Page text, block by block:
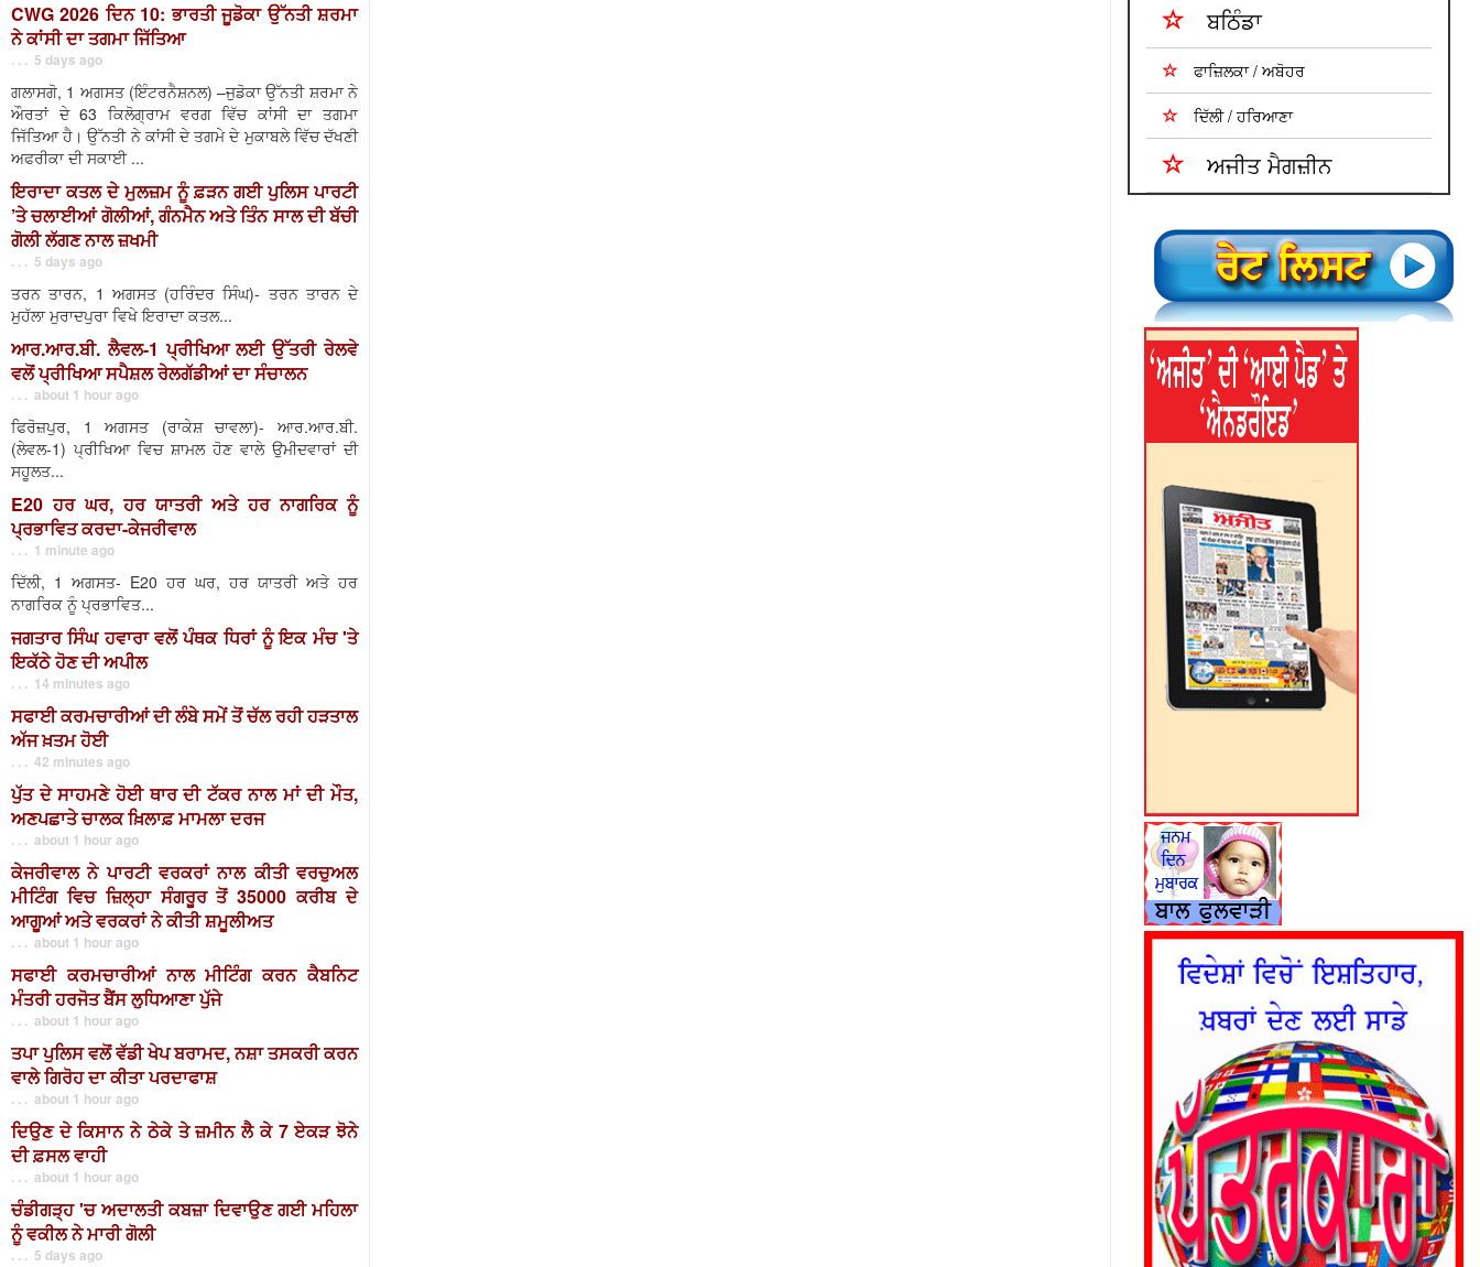
CWG 2026 ਦਿਨ 10: ਭਾਰਤੀ ਜੂਡੋਕਾ ਉੱਨਤੀ ਸ਼ਰਮਾ
ਨੇ ਕਾਂਸੀ ਦਾ ਤਗਮਾ ਜਿੱਤਿਆ
. . . 5 days ago
ਗਲਾਸਗੋ, 1 ਅਗਸਤ (ਇੰਟਰਨੈਸ਼ਨਲ) –ਜੁਡੋਕਾ ਉੱਨਤੀ ਸ਼ਰਮਾ ਨੇ
ਔਰਤਾਂ ਦੇ 63 ਕਿਲੋਗ੍ਰਾਮ ਵਰਗ ਵਿੱਚ ਕਾਂਸੀ ਦਾ ਤਗਮਾ
ਜਿੱਤਿਆ ਹੈ। ਉੱਨਤੀ ਨੇ ਕਾਂਸੀ ਦੇ ਤਗਮੇ ਦੇ ਮੁਕਾਬਲੇ ਵਿੱਚ ਦੱਖਣੀ
ਅਫਰੀਕਾ ਦੀ ਸਕਾਈ ...
ਇਰਾਦਾ ਕਤਲ ਦੇ ਮੁਲਜ਼ਮ ਨੂੰ ਫ਼ੜਨ ਗਈ ਪੁਲਿਸ ਪਾਰਟੀ
’ਤੇ ਚਲਾਈਆਂ ਗੋਲੀਆਂ, ਗੰਨਮੈਨ ਅਤੇ ਤਿੰਨ ਸਾਲ ਦੀ ਬੱਚੀ
ਗੋਲੀ ਲੱਗਣ ਨਾਲ ਜ਼ਖਮੀ
. . . 5 days ago
ਤਰਨ ਤਾਰਨ, 1 ਅਗਸਤ (ਹਰਿੰਦਰ ਸਿੰਘ)- ਤਰਨ ਤਾਰਨ ਦੇ
ਮੁਹੱਲਾ ਮੁਰਾਦਪੁਰਾ ਵਿਖੇ ਇਰਾਦਾ ਕਤਲ...
ਆਰ.ਆਰ.ਬੀ. ਲੈਵਲ-1 ਪ੍ਰੀਖਿਆ ਲਈ ਉੱਤਰੀ ਰੇਲਵੇ
ਵਲੋਂ ਪ੍ਰੀਖਿਆ ਸਪੈਸ਼ਲ ਰੇਲਗੱਡੀਆਂ ਦਾ ਸੰਚਾਲਨ
. . . about 1 hour ago
ਫਿਰੋਜ਼ਪੁਰ, 1 ਅਗਸਤ (ਰਾਕੇਸ਼ ਚਾਵਲਾ)- ਆਰ.ਆਰ.ਬੀ.
(ਲੇਵਲ-1) ਪ੍ਰੀਖਿਆ ਵਿਚ ਸ਼ਾਮਲ ਹੋਣ ਵਾਲੇ ਉਮੀਦਵਾਰਾਂ ਦੀ
ਸਹੂਲਤ...
E20 ਹਰ ਘਰ, ਹਰ ਯਾਤਰੀ ਅਤੇ ਹਰ ਨਾਗਰਿਕ ਨੂੰ
ਪ੍ਰਭਾਵਿਤ ਕਰਦਾ-ਕੇਜਰੀਵਾਲ
. . . 1 minute ago
ਦਿੱਲੀ, 1 ਅਗਸਤ- E20 ਹਰ ਘਰ, ਹਰ ਯਾਤਰੀ ਅਤੇ ਹਰ
ਨਾਗਰਿਕ ਨੂੰ ਪ੍ਰਭਾਵਿਤ...
ਜਗਤਾਰ ਸਿੰਘ ਹਵਾਰਾ ਵਲੋਂ ਪੰਥਕ ਧਿਰਾਂ ਨੂੰ ਇਕ ਮੰਚ 'ਤੇ
ਇਕੱਠੇ ਹੋਣ ਦੀ ਅਪੀਲ
. . . 14 minutes ago
ਸਫਾਈ ਕਰਮਚਾਰੀਆਂ ਦੀ ਲੰਬੇ ਸਮੇਂ ਤੋਂ ਚੱਲ ਰਹੀ ਹੜਤਾਲ
ਅੱਜ ਖ਼ਤਮ ਹੋਈ
. . . 42 minutes ago
ਪੁੱਤ ਦੇ ਸਾਹਮਣੇ ਹੋਈ ਥਾਰ ਦੀ ਟੱਕਰ ਨਾਲ ਮਾਂ ਦੀ ਮੌਤ,
ਅਣਪਛਾਤੇ ਚਾਲਕ ਖ਼ਿਲਾਫ਼ ਮਾਮਲਾ ਦਰਜ
. . . about 1 hour ago
ਕੇਜਰੀਵਾਲ ਨੇ ਪਾਰਟੀ ਵਰਕਰਾਂ ਨਾਲ ਕੀਤੀ ਵਰਚੁਅਲ
ਮੀਟਿੰਗ ਵਿਚ ਜ਼ਿਲ੍ਹਾ ਸੰਗਰੂਰ ਤੋਂ 35000 ਕਰੀਬ ਦੇ
ਆਗੂਆਂ ਅਤੇ ਵਰਕਰਾਂ ਨੇ ਕੀਤੀ ਸ਼ਮੂਲੀਅਤ
. . . about 1 hour ago
ਸਫਾਈ ਕਰਮਚਾਰੀਆਂ ਨਾਲ ਮੀਟਿੰਗ ਕਰਨ ਕੈਬਨਿਟ
ਮੰਤਰੀ ਹਰਜੋਤ ਬੈਂਸ ਲੁਧਿਆਣਾ ਪੁੱਜੇ
. . . about 1 hour ago
ਤਪਾ ਪੁਲਿਸ ਵਲੋਂ ਵੱਡੀ ਖੇਪ ਬਰਾਮਦ, ਨਸ਼ਾ ਤਸਕਰੀ ਕਰਨ
ਵਾਲੇ ਗਿਰੋਹ ਦਾ ਕੀਤਾ ਪਰਦਾਫਾਸ਼
. . . about 1 hour ago
ਦਿਉਣ ਦੇ ਕਿਸਾਨ ਨੇ ਠੇਕੇ ਤੇ ਜ਼ਮੀਨ ਲੈ ਕੇ 7 ਏਕੜ ਝੋਨੇ
ਦੀ ਫ਼ਸਲ ਵਾਹੀ
. . . about 1 hour ago
ਚੰਡੀਗੜ੍ਹ 'ਚ ਅਦਾਲਤੀ ਕਬਜ਼ਾ ਦਿਵਾਉਣ ਗਈ ਮਹਿਲਾ
ਨੂੰ ਵਕੀਲ ਨੇ ਮਾਰੀ ਗੋਲੀ
. . . 5 days ago
ਬਠਿੰਡਾ
ਫਾਜ਼ਿਲਕਾ / ਅਬੋਹਰ
ਦਿੱਲੀ / ਹਰਿਆਣਾ
ਅਜੀਤ ਮੈਗਜ਼ੀਨ